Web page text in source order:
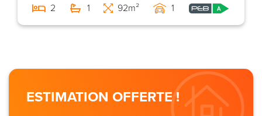
2
1 92m² 1
ESTIMATION OFFERTE !